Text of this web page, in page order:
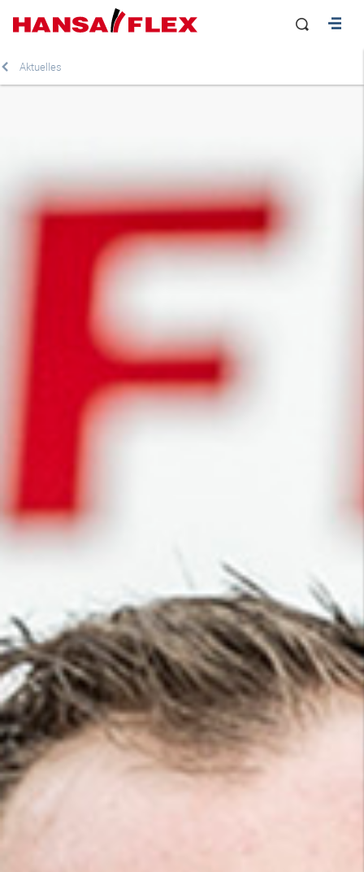
Aktuelles